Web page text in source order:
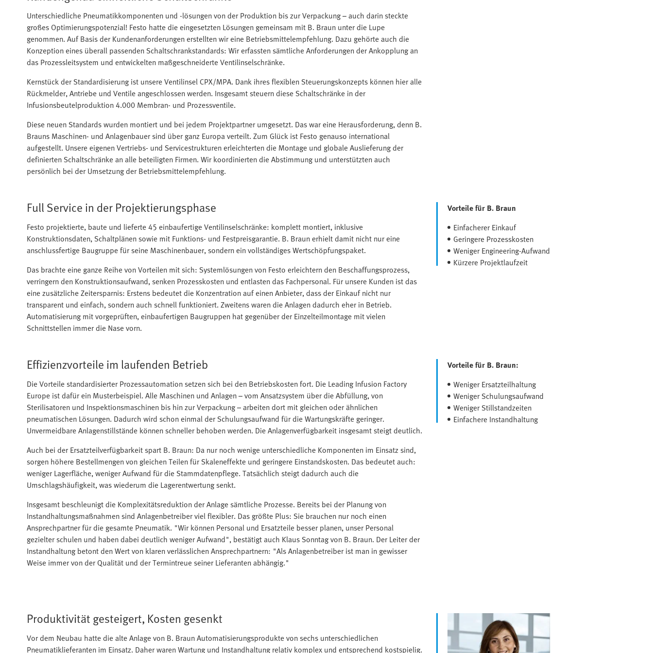
Unterschiedliche Pneumatikkomponenten und -lösungen von der Produktion bis zur Verpackung – auch darin steckte
großes Optimierungspotenzial! Festo hatte die eingesetzten Lösungen gemeinsam mit B. Braun unter die Lupe
genommen. Auf Basis der Kundenanforderungen erstellten wir eine Betriebsmittelempfehlung. Dazu gehörte auch die
Konzeption eines überall passenden Schaltschrankstandards: Wir erfassten sämtliche Anforderungen der Ankopplung an
das Prozessleitsystem und entwickelten maßgeschneiderte Ventilinselschränke.
Kernstück der Standardisierung ist unsere Ventilinsel CPX/MPA. Dank ihres flexiblen Steuerungskonzepts können hier alle
Rückmelder, Antriebe und Ventile angeschlossen werden. Insgesamt steuern diese Schaltschränke in der
Infusionsbeutelproduktion 4.000 Membran- und Prozessventile.
Diese neuen Standards wurden montiert und bei jedem Projektpartner umgesetzt. Das war eine Herausforderung, denn B.
Brauns Maschinen- und Anlagenbauer sind über ganz Europa verteilt. Zum Glück ist Festo genauso international
aufgestellt. Unsere eigenen Vertriebs- und Servicestrukturen erleichterten die Montage und globale Auslieferung der
definierten Schaltschränke an alle beteiligten Firmen. Wir koordinierten die Abstimmung und unterstützten auch
persönlich bei der Umsetzung der Betriebsmittelempfehlung.
Full Service in der Projektierungsphase
Festo projektierte, baute und lieferte 45 einbaufertige Ventilinselschränke: komplett montiert, inklusive
Konstruktionsdaten, Schaltplänen sowie mit Funktions- und Festpreisgarantie. B. Braun erhielt damit nicht nur eine
anschlussfertige Baugruppe für seine Maschinenbauer, sondern ein vollständiges Wertschöpfungspaket.
Das brachte eine ganze Reihe von Vorteilen mit sich: Systemlösungen von Festo erleichtern den Beschaffungsprozess,
verringern den Konstruktionsaufwand, senken Prozesskosten und entlasten das Fachpersonal. Für unsere Kunden ist das
eine zusätzliche Zeitersparnis: Erstens bedeutet die Konzentration auf einen Anbieter, dass der Einkauf nicht nur
transparent und einfach, sondern auch schnell funktioniert. Zweitens waren die Anlagen dadurch eher in Betrieb.
Automatisierung mit vorgeprüften, einbaufertigen Baugruppen hat gegenüber der Einzelteilmontage mit vielen
Schnittstellen immer die Nase vorn.
Vorteile für B. Braun
Einfacherer Einkauf
Geringere Prozesskosten
Weniger Engineering-Aufwand
Kürzere Projektlaufzeit
Effizienzvorteile im laufenden Betrieb
Die Vorteile standardisierter Prozessautomation setzen sich bei den Betriebskosten fort. Die Leading Infusion Factory
Europe ist dafür ein Musterbeispiel. Alle Maschinen und Anlagen – vom Ansatzsystem über die Abfüllung, von
Sterilisatoren und Inspektionsmaschinen bis hin zur Verpackung – arbeiten dort mit gleichen oder ähnlichen
pneumatischen Lösungen. Dadurch wird schon einmal der Schulungsaufwand für die Wartungskräfte geringer.
Unvermeidbare Anlagenstillstände können schneller behoben werden. Die Anlagenverfügbarkeit insgesamt steigt deutlich.
Auch bei der Ersatzteilverfügbarkeit spart B. Braun: Da nur noch wenige unterschiedliche Komponenten im Einsatz sind,
sorgen höhere Bestellmengen von gleichen Teilen für Skaleneffekte und geringere Einstandskosten. Das bedeutet auch:
weniger Lagerfläche, weniger Aufwand für die Stammdatenpflege. Tatsächlich steigt dadurch auch die
Umschlagshäufigkeit, was wiederum die Lagerentwertung senkt.
Insgesamt beschleunigt die Komplexitätsreduktion der Anlage sämtliche Prozesse. Bereits bei der Planung von
Instandhaltungsmaßnahmen sind Anlagenbetreiber viel flexibler. Das größte Plus: Sie brauchen nur noch einen
Ansprechpartner für die gesamte Pneumatik. "Wir können Personal und Ersatzteile besser planen, unser Personal
gezielter schulen und haben dabei deutlich weniger Aufwand", bestätigt auch Klaus Sonntag von B. Braun. Der Leiter der
Instandhaltung betont den Wert von klaren verlässlichen Ansprechpartnern: "Als Anlagenbetreiber ist man in gewisser
Weise immer von der Qualität und der Termintreue seiner Lieferanten abhängig."
Vorteile für B. Braun:
Weniger Ersatzteilhaltung
Weniger Schulungsaufwand
Weniger Stillstandzeiten
Einfachere Instandhaltung
Produktivität gesteigert, Kosten gesenkt
Vor dem Neubau hatte die alte Anlage von B. Braun Automatisierungsprodukte von sechs unterschiedlichen
Pneumatiklieferanten im Einsatz. Daher waren Wartung und Instandhaltung relativ komplex und entsprechend kostspielig.